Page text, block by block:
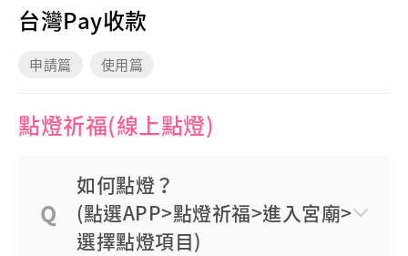
台灣Pay收款
申請篇 使用篇
點燈祈福(線上點燈)
如何點燈？
(點選APP>點燈祈福>進入宮廟>
選擇點燈項目)